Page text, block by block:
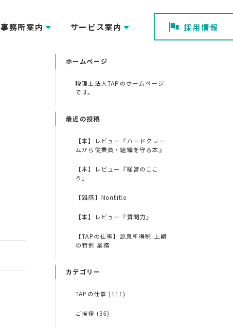
事務所案内 サービス案内 採用情報
ホームページ
税理士法人TAPのホームページ
です。
最近の投稿
【本】レビュー『ハードクレー
ムから従業員・組織を守る本』
【本】レビュー『経営のここ
ろ』
【雑感】Nontitle
【本】レビュー『質問力』
【TAPの仕事】源泉所得税-上期
の特例 業務
カテゴリー
TAPの仕事 (111)
ご挨拶 (36)